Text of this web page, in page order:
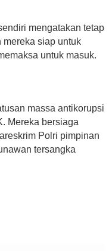
mengatakan tetap
siap untuk
untuk masuk.
massa antikorupsi
Mereka bersiaga
Polri pimpinan
tersangka